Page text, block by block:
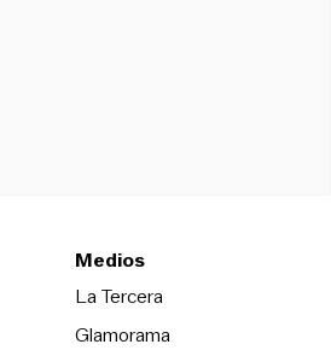
Medios
La Tercera
Glamorama